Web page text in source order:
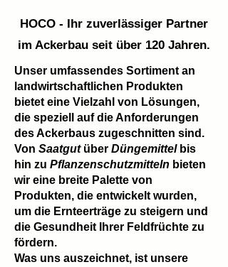
HOCO - Ihr zuverlässiger Partner
im Ackerbau seit über 120 Jahren.
Unser umfassendes Sortiment an
landwirtschaftlichen Produkten
bietet eine Vielzahl von Lösungen,
die speziell auf die Anforderungen
des Ackerbaus zugeschnitten sind.
Von Saatgutüber Düngemittelbis
hin zu Pflanzenschutzmitteln bieten
wir eine breite Palette von
Produkten, die entwickelt wurden,
um die Ernteerträge zu steigern und
die Gesundheit Ihrer Feldfrüchte zu
fördern.
Was uns auszeichnet, ist unsere